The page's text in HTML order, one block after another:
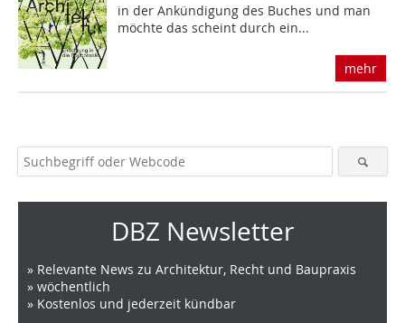
in der Ankündigung des Buches und man
möchte das scheint durch ein...
mehr
DBZ Newsletter
» Relevante News zu Architektur, Recht und Baupraxis
» wöchentlich
» Kostenlos und jederzeit kündbar